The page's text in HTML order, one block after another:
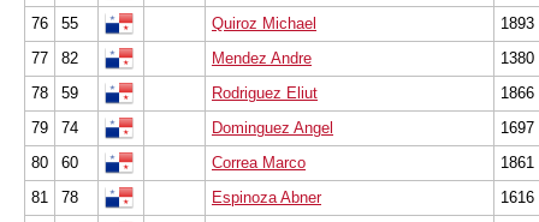
76
55 Quiroz Michael
1893
77
82 Mendez Andre
1380
78
59 Rodriguez Eliut
1866
79
74 Dominguez Angel
1697
80
60 Correa Marco
1861
81
78 Espinoza Abner
1616